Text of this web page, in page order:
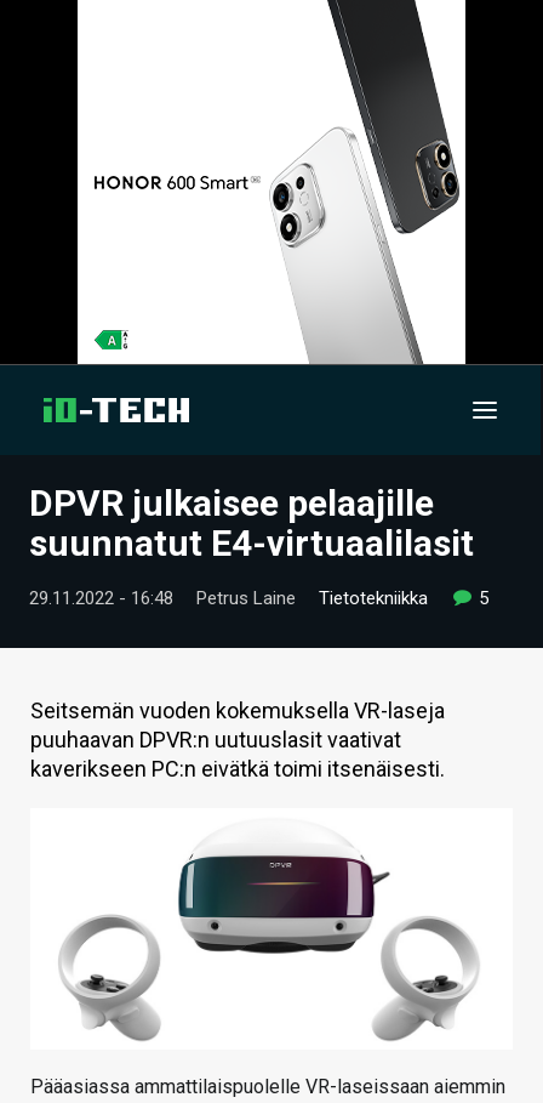
UUTISET
TIETOA
HINTA.FI
HAKU
DPVR julkaisee pelaajille
suunnatut E4-virtuaalilasit
29.11.2022 - 16:48 Petrus Laine Tietotekniikka 5
Seitsemän vuoden kokemuksella VR-laseja
puuhaavan DPVR:n uutuuslasit vaativat
kaverikseen PC:n eivätkä toimi itsenäisesti.
Pääasiassa ammattilaispuolelle VR-laseissaan aiemmin